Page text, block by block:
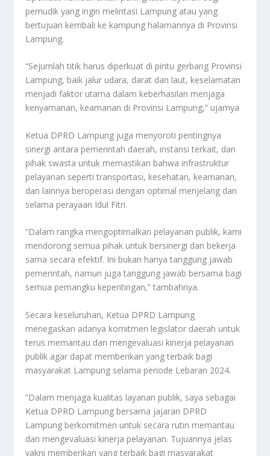
pemudik yang ingin melintasi Lampung atau yang
bertujuan kembali ke kampung halamannya di Provinsi
Lampung.
“Sejumlah titik harus diperkuat di pintu gerbang Provinsi
Lampung, baik jalur udara, darat dan laut, keselamatan
menjadi faktor utama dalam keberhasilan menjaga
kenyamanan, keamanan di Provinsi Lampung,” ujarnya
Ketua DPRD Lampung juga menyoroti pentingnya
sinergi antara pemerintah daerah, instansi terkait, dan
pihak swasta untuk memastikan bahwa infrastruktur
pelayanan seperti transportasi, kesehatan, keamanan,
dan lainnya beroperasi dengan optimal menjelang dan
selama perayaan Idul Fitri.
“Dalam rangka mengoptimalkan pelayanan publik, kami
mendorong semua pihak untuk bersinergi dan bekerja
sama secara efektif. Ini bukan hanya tanggung jawab
pemerintah, namun juga tanggung jawab bersama bagi
semua pemangku kepentingan,” tambahnya.
Secara keseluruhan, Ketua DPRD Lampung
menegaskan adanya komitmen legislator daerah untuk
terus memantau dan mengevaluasi kinerja pelayanan
publik agar dapat memberikan yang terbaik bagi
masyarakat Lampung selama periode Lebaran 2024.
“Dalam menjaga kualitas layanan publik, saya sebagai
Ketua DPRD Lampung bersama jajaran DPRD
Lampung berkomitmen untuk secara rutin memantau
dan mengevaluasi kinerja pelayanan. Tujuannya jelas
yakni memberikan yang terbaik bagi masyarakat